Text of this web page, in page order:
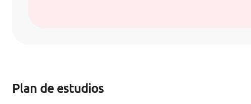
Plan de estudios